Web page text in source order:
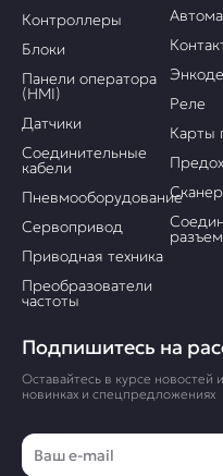
Подпишитесь на
Оставайтесь в курсе новостей
новинках и спецпредложениях
Email
Контроллеры
Блоки
Панели оператора
(HMI)
Датчики
Соединительные
кабели
Пневмооборудование
Сервопривод
Приводная техника
Преобразователи
частоты
Реле
Карты